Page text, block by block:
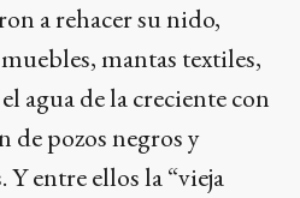
a rehacer su nido,
mantas textiles,
agua de la creciente con
de pozos negros y
entre ellos la “vieja